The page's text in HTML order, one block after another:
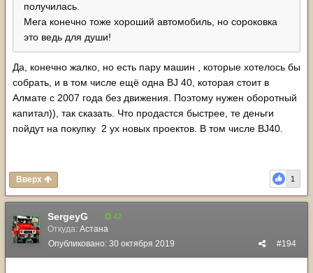
получилась.
Мега конечно тоже хороший автомобиль, но сороковка
это ведь для души!
Да, конечно жалко, но есть пару машин , которые хотелось бы
собрать, и в том числе ещё одна BJ 40, которая стоит в
Алмате с 2007 года без движения. Поэтому нужен оборотный
капитал)), так сказать. Что продастся быстрее, те деньги
пойдут на покупку 2 ух новых проектов. В том числе BJ40.
1
Вверх
SergeyG 42
Откуда: Астана
#194
Опубликовано: 30 октября 2019